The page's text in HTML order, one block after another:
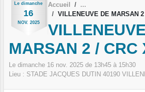
Le dimanche
16
NOV. 2025
Accueil
VILLENEUVE DE MARSAN
MARSAN 2 / CRC
Le dimanche 16 nov. 2025 de 13h45 à 15h30
Lieu : STADE JACQUES DUTIN 40190